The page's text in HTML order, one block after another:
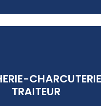
TRAITEUR